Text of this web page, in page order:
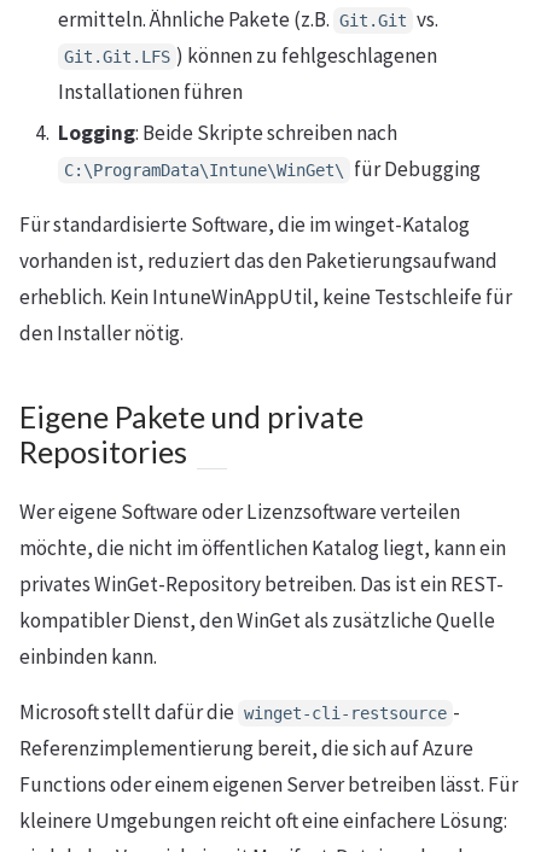
ermitteln. Ähnliche Pakete (z.B. Git.Git vs.
Git.Git.LFS ) können zu fehlgeschlagenen
Installationen führen
Logging: Beide Skripte schreiben nach
C:\ProgramData\Intune\WinGet\ für Debugging
Für standardisierte Software, die im winget-Katalog
vorhanden ist, reduziert das den Paketierungsaufwand
erheblich. Kein IntuneWinAppUtil, keine Testschleife für
den Installer nötig.
Eigene Pakete und private
Repositories
Wer eigene Software oder Lizenzsoftware verteilen
möchte, die nicht im öffentlichen Katalog liegt, kann ein
privates WinGet-Repository betreiben. Das ist ein REST-
kompatibler Dienst, den WinGet als zusätzliche Quelle
einbinden kann.
Microsoft stellt dafür die winget-cli-restsource -
Referenzimplementierung bereit, die sich auf Azure
Functions oder einem eigenen Server betreiben lässt. Für
kleinere Umgebungen reicht oft eine einfachere Lösung: